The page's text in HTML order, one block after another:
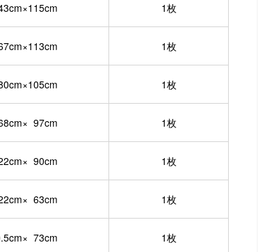
1枚
1枚
1枚
97cm 1枚
90cm 1枚
63cm 1枚
73cm 1枚